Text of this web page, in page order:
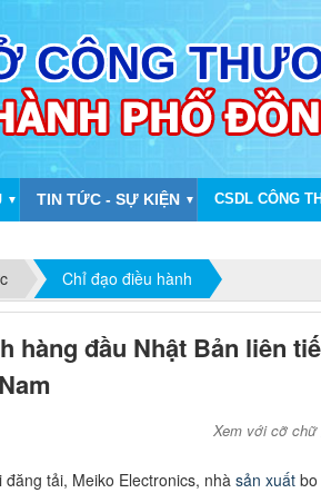
▼ TIN TỨC - SỰ KIỆN ▼ CSDL CÔNG
Chỉ đạo điều hành
hàng đầu Nhật Bản liên
Xem với cỡ chữ
tải, Meiko Electronics, nhà sản xuất